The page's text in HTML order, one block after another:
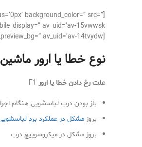
background_color=” src=”
av_uid=’av-15vwwsk’]
[av_textblock size=’16’ font_color=” color=” av-medium-font-size=” av-small-font-size=” av-mini-font-size=” admin_preview_bg=” av_uid=’av-14tvydw’]
نوع خطا یا ارور
علت رخ دادن خطا یا ارور F1
باز بودن درب لباسشویی هنگام
بروزمشکل در عملکرد برد
بروز مشکل در میکروسوییچ درب